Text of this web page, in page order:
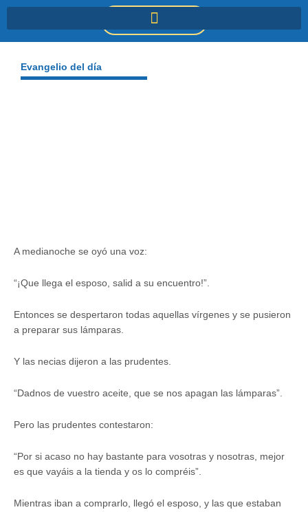
DONACIONES
Evangelio del día
A medianoche se oyó una voz:
“¡Que llega el esposo, salid a su encuentro!”.
Entonces se despertaron todas aquellas vírgenes y se pusieron
a preparar sus lámparas.
Y las necias dijeron a las prudentes.
“Dadnos de vuestro aceite, que se nos apagan las lámparas”.
Pero las prudentes contestaron:
“Por si acaso no hay bastante para vosotras y nosotras, mejor
es que vayáis a la tienda y os lo compréis”.
Mientras iban a comprarlo, llegó el esposo, y las que estaban